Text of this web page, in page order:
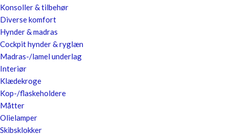
Konsoller & tilbehør
Diverse komfort
Hynder & madras
Cockpit hynder & ryglæn
Madras-/lamel underlag
Interiør
Klædekroge
Kop-/flaskeholdere
Måtter
Olielamper
Skibsklokker